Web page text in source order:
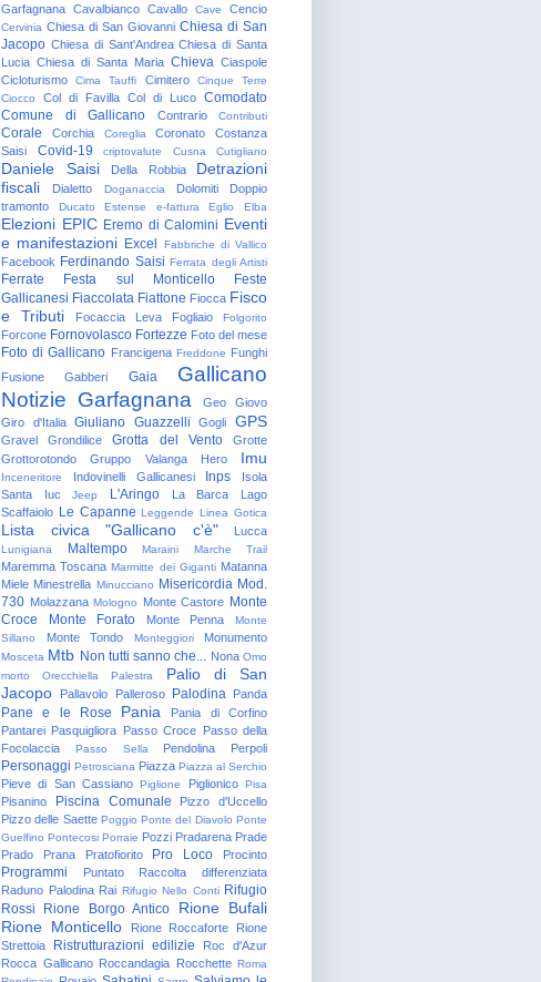
Garfagnana Cavalbianco Cavallo Cave Cencio
Cervinia Chiesa di San Giovanni Chiesa di San
Jacopo Chiesa di Sant'Andrea Chiesa di Santa
Lucia Chiesa di Santa Maria Chieva Ciaspole
Cicloturismo
Cima Tauffi Cimitero
Cinque Terre
Ciocco
Col di Favilla Col di Luco Comodato
Comune di Gallicano
Contrario Contributi
Corale Corchia Coreglia Coronato
Costanza
Saisi
Covid-19 criptovalute Cusna Cutigliano
Daniele Saisi Della Robbia
Detrazioni
fiscali
Dialetto Doganaccia Dolomiti
Doppio
tramonto
Ducato Estense e-fattura Eglio Elba
Elezioni EPIC Eremo di Calomini Eventi
e manifestazioni Excel Fabbriche di Vallico
Facebook Ferdinando Saisi Ferrata degli Artisti
Ferrate Festa sul Monticello
Feste
Gallicanesi Fiaccolata Fiattone Fiocca Fisco
e Tributi
Focaccia Leva Fogliaio Folgorito
Forcone Fornovolasco Fortezze Foto del mese
Foto di Gallicano Francigena Freddone Funghi
Fusione
Gabberi Gaia
Gallicano
Notizie Garfagnana Geo
Giovo
Giro d'Italia
Giuliano Guazzelli Gogli GPS
Gravel Grondilice Grotta del Vento
Grotte
Grottorotondo
Gruppo Valanga Hero Imu
Inceneritore Indovinelli Gallicanesi Inps
Isola
Santa
Iuc Jeep L'Aringo La Barca
Lago
Scaffaiolo Le Capanne Leggende Linea Gotica
Lista civica "Gallicano c'è" Lucca
Lunigiana Maltempo Maraini Marche Trail
Maremma Toscana Marmitte dei Giganti Matanna
Miele Minestrella Minucciano Misericordia Mod.
730 Molazzana Mologno Monte Castore Monte
Croce
Monte Forato Monte Penna
Monte
Sillano
Monte Tondo Monteggiori Monumento
Mosceta Mtb Non tutti sanno che... Nona Omo
morto
Orecchiella Palestra
Palio di San
Jacopo
Pallavolo Palleroso Palodina Panda
Pane e le Rose Pania
Pania di Corfino
Pantarei Pasquigliora Passo Croce Passo della
Focolaccia
Passo Sella Pendolina Perpoli
Personaggi Petrosciana Piazza Piazza al Serchio
Pieve di San Cassiano Piglione Piglionico Pisa
Pisanino Piscina Comunale
Pizzo d'Uccello
Pizzo delle Saette Poggio Ponte del Diavolo Ponte
Guelfino Pontecosi Porraie Pozzi Pradarena Prade
Prado
Prana Pratofiorito Pro Loco Procinto
Programmi Puntato
Raccolta differenziata
Raduno Palodina Rai Rifugio Nello Conti Rifugio
Rossi
Rione Borgo Antico
Rione Bufali
Rione Monticello
Rione Roccaforte
Rione
Strettoia
Ristrutturazioni edilizie
Roc d'Azur
Rocca Gallicano Roccandagia Rocchette Roma